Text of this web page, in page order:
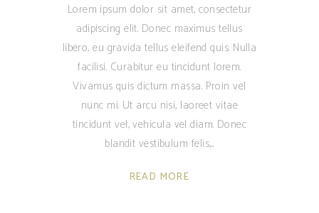
Lorem ipsum dolor sit amet, consectetur
adipiscing elit. Donec maximus tellus
libero, eu gravida tellus eleifend quis. Nulla
facilisi. Curabitur eu tincidunt lorem.
Vivamus quis dictum massa. Proin vel
nunc mi. Ut arcu nisi, laoreet vitae
tincidunt vel, vehicula vel diam. Donec
blandit vestibulum felis,
READ MORE